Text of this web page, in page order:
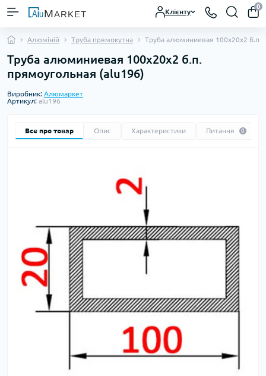
Клієнту
0
Алюміній Труба прямокутна Труба алюминиевая 100х20х2 б.п.
Труба алюминиевая 100х20х2 б.п.
прямоугольная (alu196)
Виробник: Алюмаркет
Артикул: alu196
Все про товар Опис Характеристики Питання 0